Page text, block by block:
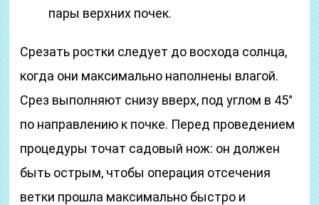
пары верхних почек.
Срезать ростки следует до восхода солнца,
когда они максимально наполнены влагой.
Срез выполняют снизу вверх, под углом в 45°
по направлению к почке. Перед проведением
процедуры точат садовый нож: он должен
быть острым, чтобы операция отсечения
ветки прошла максимально быстро и